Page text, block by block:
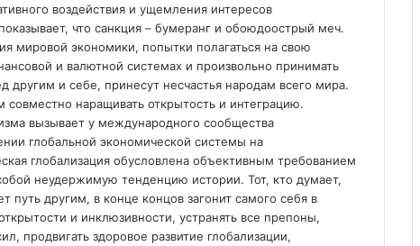
воздействия и ущемления интересов
что санкция – бумеранг и обоюдоострый меч.
мировой экономики, попытки полагаться на свою
и валютной системах и произвольно принимать
и себе, принесут несчастья народам всего мира.
наращивать открытость и интеграцию.
вызывает у международного сообщества
глобальной экономической системы на
глобализация обусловлена объективным требованием
неудержимую тенденцию истории. Тот, кто думает,
путь другим, в конце концов загонит самого себя в
и инклюзивности, устранять все препоны,
продвигать здоровое развитие глобализации,